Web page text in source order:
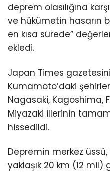
deprem olasılığına
ve hükümetin hasarın
en kısa sürede”
ekledi.
Japan Times
Kumamoto’daki
Nagasaki, Kagoshima,
Miyazaki illerinin
hissedildi.
Depremin merkez
yaklaşık 20 km (12 mil)